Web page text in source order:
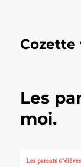
Cozette
Les
moi.